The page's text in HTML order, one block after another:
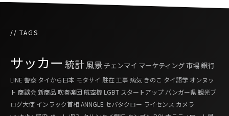
// TAGS
サッカー 統計風景チェンマイ マーケティング市場銀行
LINE 警察 タイから日本 モタサイ 駐在工事 病気 きのこ タイ語学 オンヌッ
ト 商談会新商品吹奏楽団航空機LGBT スタートアップ パンガー県観光ブ
ログ大使 インラック首相ANNGLE セパタクロー ライセンス カメラ